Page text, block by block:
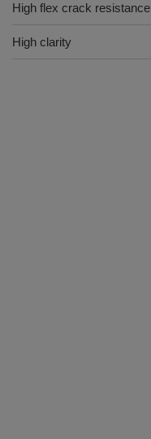
High flex crack resistance
High clarity